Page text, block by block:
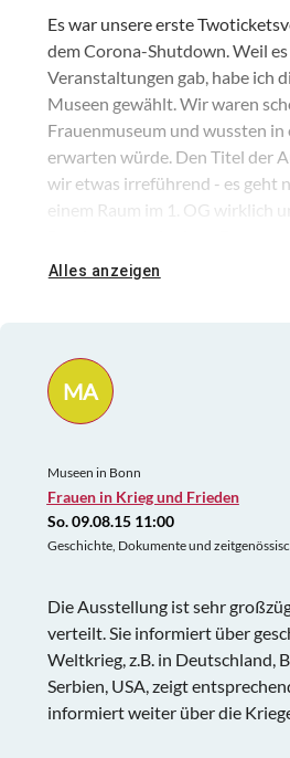
Es war unsere erste
dem Corona-Shutdown. Weil
Veranstaltungen gab, habe ich
Museen gewählt. Wir waren
Frauenmuseum und wussten in
erwarten würde. Den Titel der
wir etwas irreführend - es geht
einem Raum im 1. OG wirklich
Frauen und das Leben im 18.
einzelnen Infos und
Im 1. OG gab es einige
Kunstwerke/Arrangements.
OG zum Frauenwahlrecht war
beurteilen konnten - die einzigen
Alles anzeigen
MA
Museen in Bonn
Frauen in Krieg und Frieden
So. 09.08.15 11:00
Geschichte, Dokumente und
Die Ausstellung ist sehr
verteilt. Sie informiert über
Weltkrieg, z.B. in Deutschland,
Serbien, USA, zeigt
informiert weiter über die